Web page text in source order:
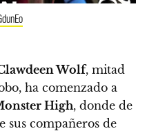
Wolf, mitad
ha comenzado a
High, donde de
sus compañeros de